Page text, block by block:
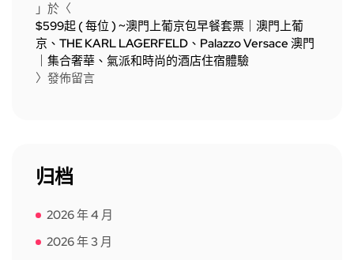
」於〈
$599起 ( 每位 ) ~澳門上葡京包早餐套票｜澳門上葡
京、THE KARL LAGERFELD、Palazzo Versace 澳門
｜集合奢華、氣派和時尚的酒店住宿體驗
〉發佈留言
归档
2026 年 4 月
2026 年 3 月